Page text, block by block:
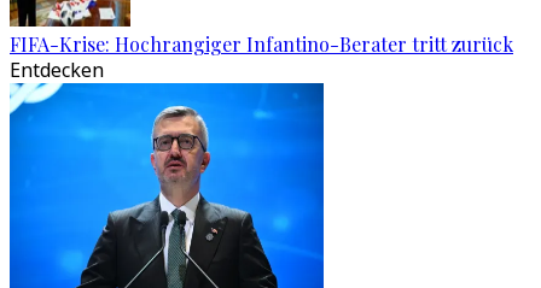
FIFA-Krise: Hochrangiger Infantino-Berater tritt zurück
Entdecken